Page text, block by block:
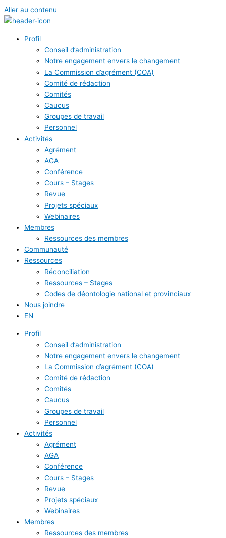
Aller au contenu
Profil
Conseil d’administration
Notre engagement envers le changement
La Commission d’agrément (COA)
Comité de rédaction
Comités
Caucus
Groupes de travail
Personnel
Activités
Agrément
AGA
Conférence
Cours – Stages
Revue
Projets spéciaux
Webinaires
Membres
Ressources des membres
Communauté
Ressources
Réconciliation
Ressources – Stages
Codes de déontologie national et provinciaux
Nous joindre
EN
Profil
Conseil d’administration
Notre engagement envers le changement
La Commission d’agrément (COA)
Comité de rédaction
Comités
Caucus
Groupes de travail
Personnel
Activités
Agrément
AGA
Conférence
Cours – Stages
Revue
Projets spéciaux
Webinaires
Membres
Ressources des membres